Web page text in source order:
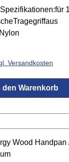
Versandkosten
den Warenkorb